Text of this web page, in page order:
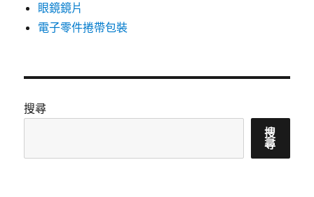
眼鏡鏡片
電子零件捲帶包裝
搜尋
搜
尋